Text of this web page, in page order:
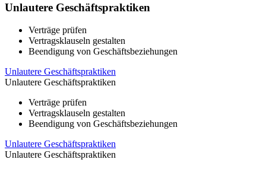
Unlautere Geschäftspraktiken
Verträge prüfen
Vertragsklauseln gestalten
Beendigung von Geschäftsbeziehungen
Unlautere Geschäftspraktiken
Unlautere Geschäftspraktiken
Verträge prüfen
Vertragsklauseln gestalten
Beendigung von Geschäftsbeziehungen
Unlautere Geschäftspraktiken
Unlautere Geschäftspraktiken